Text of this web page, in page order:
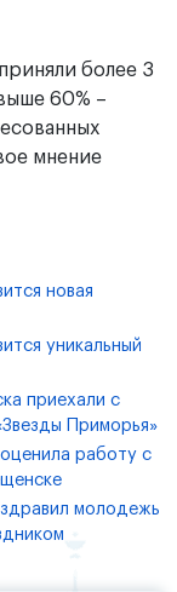
более 3
60% –
мнение
новая
уникальный
приехали с
Приморья»
работу с
молодежь